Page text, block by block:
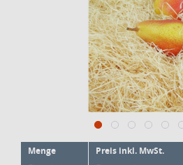
Menge Preis inkl. MwSt.